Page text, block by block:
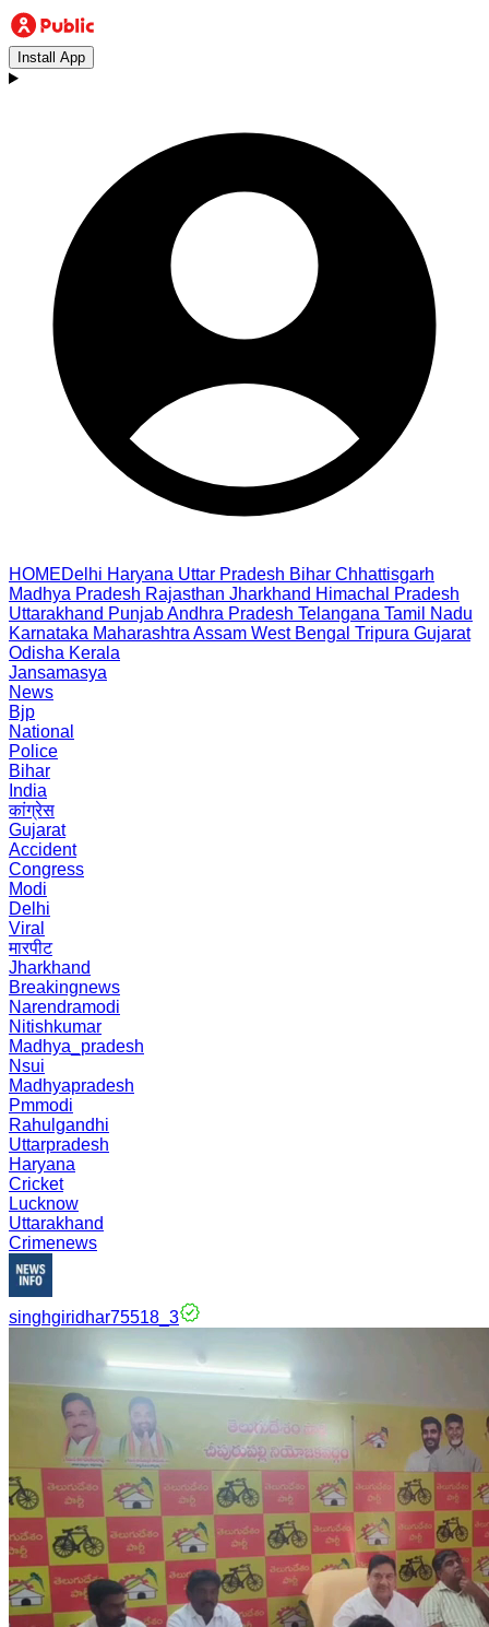
Install App
HOMEDelhi Haryana Uttar Pradesh Bihar Chhattisgarh
Madhya Pradesh Rajasthan Jharkhand Himachal Pradesh
Uttarakhand PunjabAndhra Pradesh Telangana Tamil Nadu
Karnataka Maharashtra Assam West Bengal Tripura Gujarat
Odisha Kerala
Jansamasya
News
Bjp
National
Police
Bihar
India
कांग्रेस
Gujarat
Accident
Congress
Modi
Delhi
Viral
मारपीट
Jharkhand
Breakingnews
Narendramodi
Nitishkumar
Madhya_pradesh
Nsui
Madhyapradesh
Pmmodi
Rahulgandhi
Uttarpradesh
Haryana
Cricket
Lucknow
Uttarakhand
Crimenews
singhgiridhar75518_3